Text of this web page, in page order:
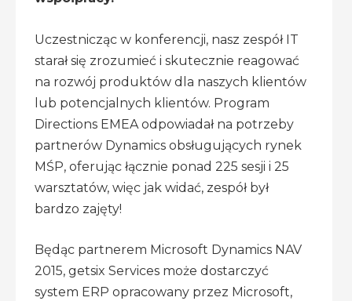
Uczestnicząc w konferencji, nasz zespół IT
starał się zrozumieć i skutecznie reagować
na rozwój produktów dla naszych klientów
lub potencjalnych klientów. Program
Directions EMEA odpowiadał na potrzeby
partnerów Dynamics obsługujących rynek
MŚP, oferując łącznie ponad 225 sesji i 25
warsztatów, więc jak widać, zespół był
bardzo zajęty!
Będąc partnerem Microsoft Dynamics NAV
2015, getsix Services może dostarczyć
system ERP opracowany przez Microsoft,